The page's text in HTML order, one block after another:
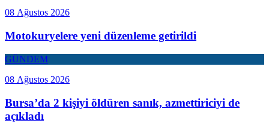
08 Ağustos 2026
Motokuryelere yeni düzenleme getirildi
GÜNDEM
08 Ağustos 2026
Bursa’da 2 kişiyi öldüren sanık, azmettiriciyi de
açıkladı